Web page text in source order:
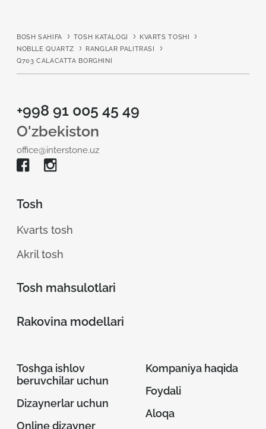
BOSH SAHIFA TOSH KATALOGI
KVARTS TOSHI
NOBLLE QUARTZ
RANGLAR PALITRASI
Q703 CALACATTA BORGHINI
+998 91 005 45 49
O'zbekiston
office@interstone.uz
Tosh
Kvarts tosh
Akril tosh
Tosh mahsulotlari
Rakovina modellari
Toshga ishlov
beruvchilar uchun
Dizaynerlar uchun
Online dizayner
Kompaniya haqida
Foydali
Aloqa